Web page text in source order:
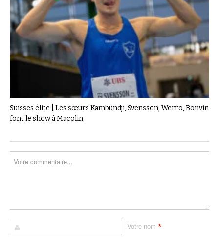
Suisses élite | Les sœurs Kambundji, Svensson, Werro, Bonvin
font le show à Macolin
Votre nom *